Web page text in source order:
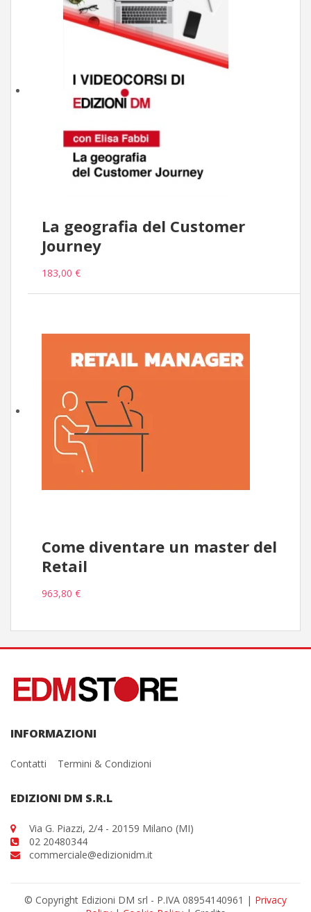
La geografia del Customer
Journey
183,00 €
Come diventare un master del
Retail
963,80 €
INFORMAZIONI
Contatti Termini & Condizioni
EDIZIONI DM S.R.L
Via G. Piazzi, 2/4 - 20159 Milano (MI)
02 20480344
commerciale@edizionidm.it
© Copyright Edizioni DM srl - P.IVA 08954140961 | Privacy